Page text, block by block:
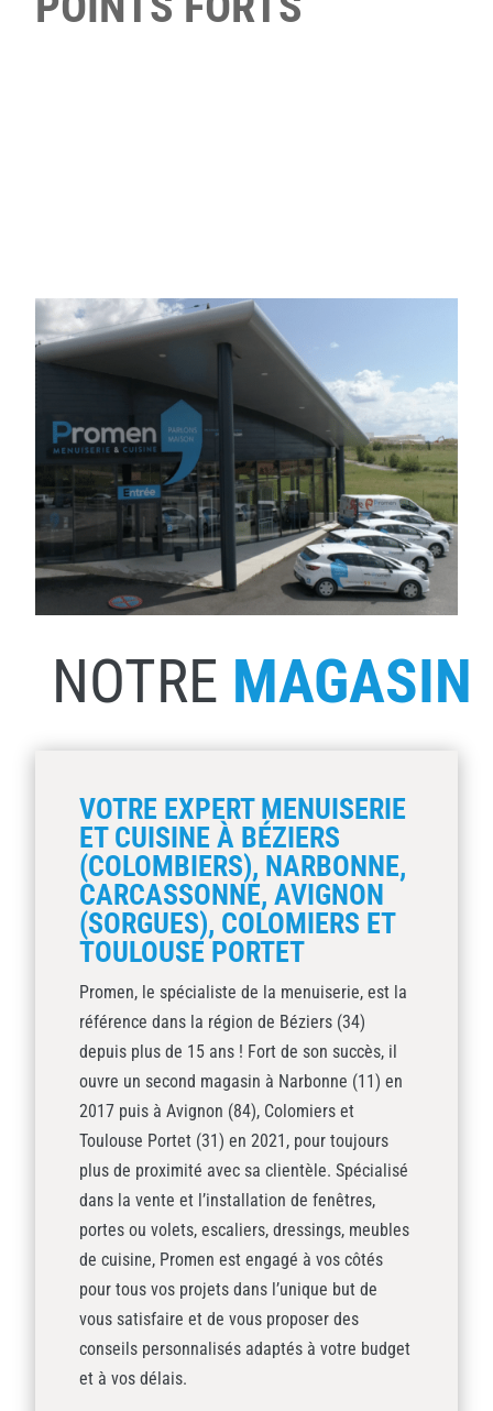
NOTRE MAGASIN
VOTRE EXPERT MENUISERIE
ET CUISINE À BÉZIERS
(COLOMBIERS), NARBONNE,
CARCASSONNE, AVIGNON
(SORGUES), COLOMIERS ET
TOULOUSE PORTET
Promen, le spécialiste de la menuiserie, est la
référence dans la région de Béziers (34)
depuis plus de 15 ans ! Fort de son succès, il
ouvre un second magasin à Narbonne (11) en
2017 puis à Avignon (84), Colomiers et
Toulouse Portet (31) en 2021, pour toujours
plus de proximité avec sa clientèle. Spécialisé
dans la vente et l’installation de fenêtres,
portes ou volets, escaliers, dressings, meubles
de cuisine, Promen est engagé à vos côtés
pour tous vos projets dans l’unique but de
vous satisfaire et de vous proposer des
conseils personnalisés adaptés à votre budget
et à vos délais.